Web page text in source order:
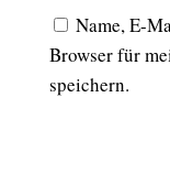
Name, E-
Browser für
speichern.